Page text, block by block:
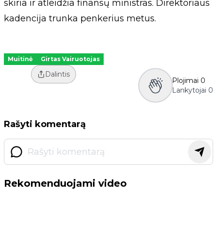
skiria ir atleidžia finansų ministras. Direktoriaus
kadencija trunka penkerius metus.
Muitinė Girtas Vairuotojas
Dalintis
Plojimai 0
Lankytojai 0
Rašyti komentarą
Rekomenduojami video